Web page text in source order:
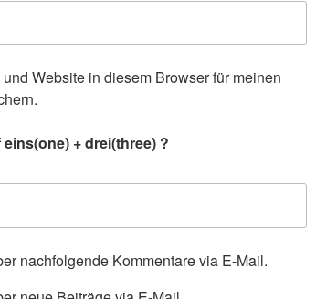
Website in diesem Browser für meinen
+ drei(three) ?
nachfolgende Kommentare via E-Mail.